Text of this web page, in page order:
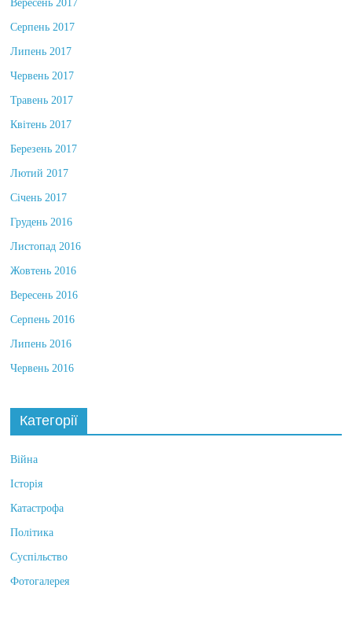
Вересень 2017
Серпень 2017
Липень 2017
Червень 2017
Травень 2017
Квітень 2017
Березень 2017
Лютий 2017
Січень 2017
Грудень 2016
Листопад 2016
Жовтень 2016
Вересень 2016
Серпень 2016
Липень 2016
Червень 2016
Категорії
Війна
Історія
Катастрофа
Політика
Суспільство
Фотогалерея